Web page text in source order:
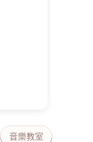
音樂教室